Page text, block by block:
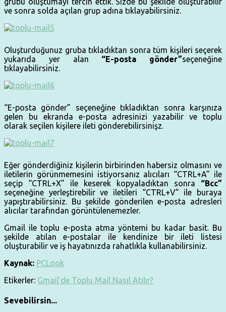
ve sonra solda açılan grup adına tıklayabilirsiniz.
Oluşturduğunuz gruba tıkladıktan sonra tüm kişileri seçerek
yukarıda yer alan “E-posta gönder”seçeneğine
tıklayabilirsiniz.
“E-posta gönder” seçeneğine tıkladıktan sonra karşınıza
gelen bu ekranda e-posta adresinizi yazabilir ve toplu
olarak seçilen kişilere ileti gönderebilirsinişz.
Eğer gönderdiğiniz kişilerin birbirinden habersiz olmasını ve
iletilerin görünmemesini istiyorsanız alıcıları “CTRL+A” ile
seçip “CTRL+X” ile keserek kopyaladıktan sonra “Bcc”
seçeneğine yerleştirebilir ve iletileri “CTRL+V” ile buraya
yapıştırabilirsiniz. Bu şekilde gönderilen e-posta adresleri
alıcılar tarafından görüntülenemezler.
Gmail ile toplu e-posta atma yöntemi bu kadar basit. Bu
şekilde atılan e-postalar ile kendinize bir ileti listesi
oluşturabilir ve iş hayatınızda rahatlıkla kullanabilirsiniz.
Kaynak: PCLook
Etikerler: Gmail’de Toplu Mail Nasıl Atılır?
Sevebilirsin...